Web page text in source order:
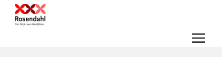
Zum Header
Zum Hauptinhalt
Zum Footer
Zum Hauptinhalt springen